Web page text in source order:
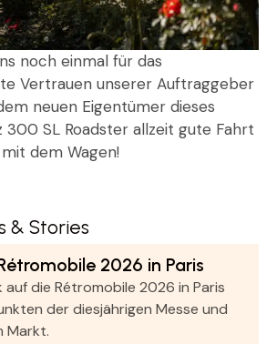
noch einmal für das
Vertrauen unserer Auftraggeber
neuen Eigentümer dieses
300 SL Roadster allzeit gute Fahrt
dem Wagen!
& Stories
2026 in Paris
auf die Rétromobile 2026 in Paris
der diesjährigen Messe und
Markt.